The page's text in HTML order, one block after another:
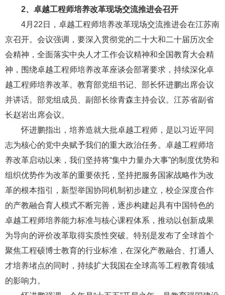
2、 卓越工程师培养改革现场交流推进会召开
4月22日，卓越工程师培养改革现场交流推进会在江苏南
京召开。会议强调，要深入贯彻党的二十大和二十届历次全
会精神，全面落实中央人才工作会议精神和全国教育大会精
神，围绕卓越工程师培养改革座谈会部署要求，持续深化卓
越工程师培养改革。教育部党组书记、部长怀进鹏出席会议
并讲话。部党组成员、副部长徐青森主持会议。江苏省副省
长赵岩出席会议。
怀进鹏指出，培养造就大批卓越工程师，是以习近平同
志为核心的党中央赋予我们的重大政治任务。卓越工程师培
养改革启动以来，我们坚持将“集中力量办大事”的制度优势和
组织优势作为改革的重要依托，坚持把服务国家战略作为改
革的根本指引，新型举国协同机制初步建立，校企深度合作
的产教融合育人模式不断完善，逐步构建起具有中国特色的
卓越工程师培养能力标准与核心课程体系，推动以创新成果
为导向的评价改革取得实质性突破。特别是发布了全球首个
聚焦工程硕博士教育的行业标准，在深化产教融合、打通人
才培养堵点的同时，持续扩大我国在全球高等工程教育领域
的影响力。